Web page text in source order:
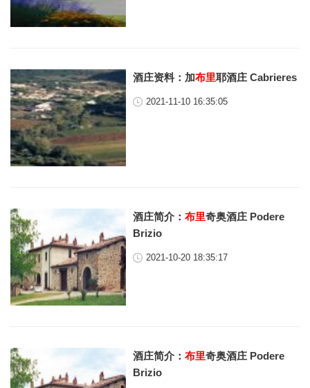
酒庄资料：加布里耶酒庄 Cabrieres
2021-11-10 16:35:05
酒庄简介：布里奇奥酒庄 Podere
Brizio
2021-10-20 18:35:17
酒庄简介：布里奇奥酒庄 Podere
Brizio